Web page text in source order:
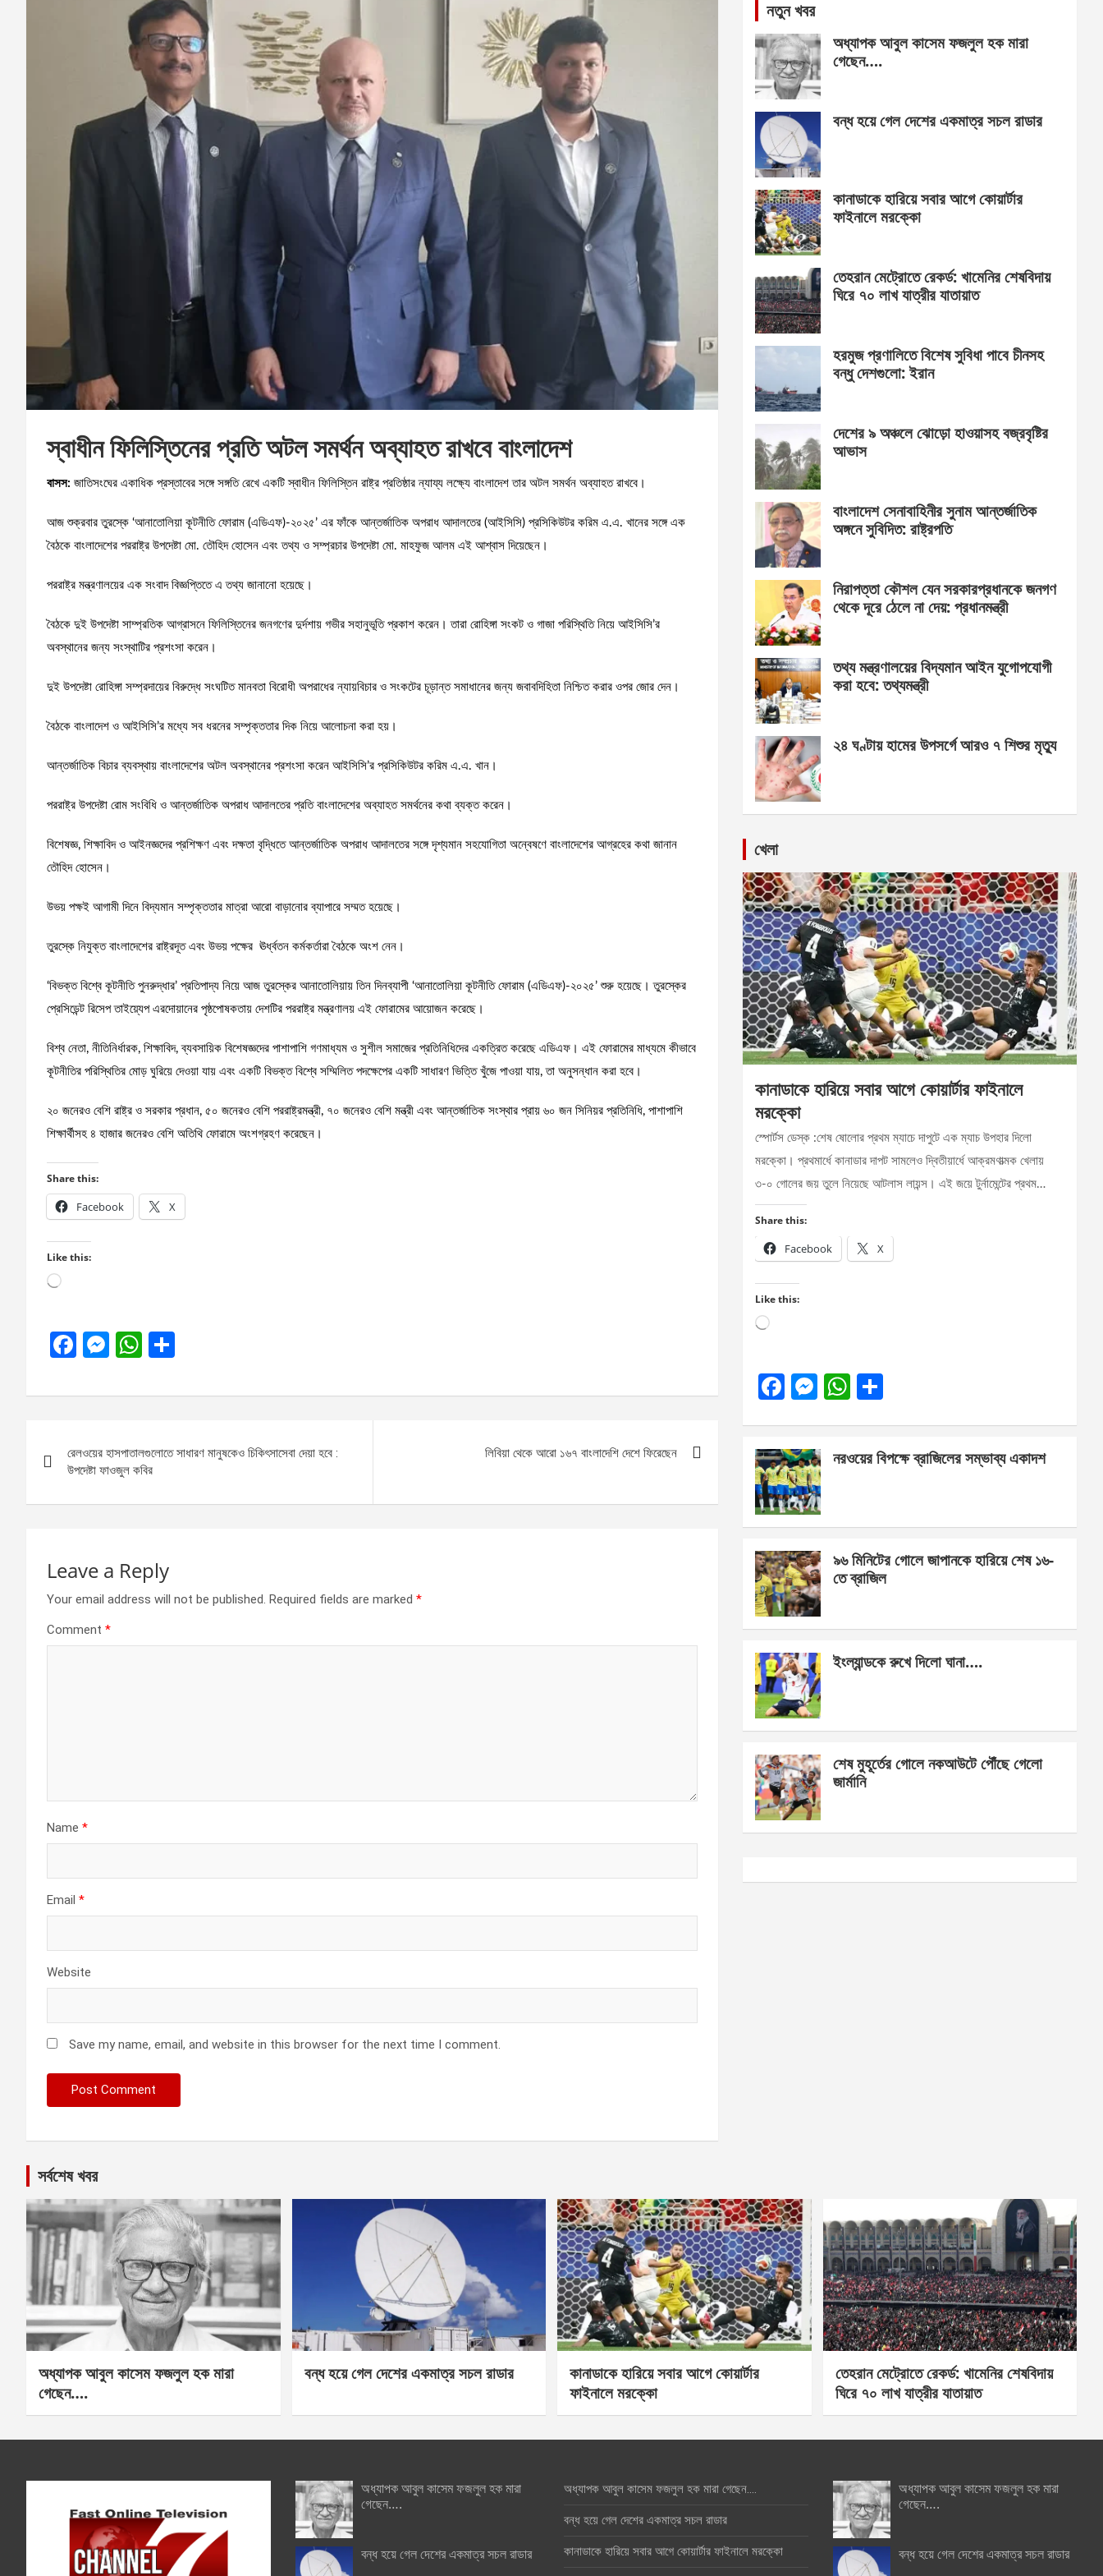
স্বাধীন ফিলিস্তিনের প্রতি অটল সমর্থন অব্যাহত রাখবে বাংলাদেশ
বাসস: জাতিসংঘের একাধিক প্রস্তাবের সঙ্গে সঙ্গতি রেখে একটি স্বাধীন ফিলিস্তিন রাষ্ট্র প্রতিষ্ঠার ন্যায্য লক্ষ্যে বাংলাদেশ তার অটল সমর্থন অব্যাহত রাখবে।
আজ শুক্রবার তুরস্কে ‘আনাতোলিয়া কূটনীতি ফোরাম (এডিএফ)-২০২৫’ এর ফাঁকে আন্তর্জাতিক অপরাধ আদালতের (আইসিসি) প্রসিকিউটর করিম এ.এ. খানের সঙ্গে এক
বৈঠকে বাংলাদেশের পররাষ্ট্র উপদেষ্টা মো. তৌহিদ হোসেন এবং তথ্য ও সম্প্রচার উপদেষ্টা মো. মাহফুজ আলম এই আশ্বাস দিয়েছেন।
পররাষ্ট্র মন্ত্রণালয়ের এক সংবাদ বিজ্ঞপ্তিতে এ তথ্য জানানো হয়েছে।
বৈঠকে দুই উপদেষ্টা সাম্প্রতিক আগ্রাসনে ফিলিস্তিনের জনগণের দুর্দশায় গভীর সহানুভূতি প্রকাশ করেন। তারা রোহিঙ্গা সংকট ও গাজা পরিস্থিতি নিয়ে আইসিসি’র
অবস্থানের জন্য সংস্থাটির প্রশংসা করেন।
দুই উপদেষ্টা রোহিঙ্গা সম্প্রদায়ের বিরুদ্ধে সংঘটিত মানবতা বিরোধী অপরাধের ন্যায়বিচার ও সংকটের চূড়ান্ত সমাধানের জন্য জবাবদিহিতা নিশ্চিত করার ওপর জোর দেন।
বৈঠকে বাংলাদেশ ও আইসিসি’র মধ্যে সব ধরনের সম্পৃক্ততার দিক নিয়ে আলোচনা করা হয়।
আন্তর্জাতিক বিচার ব্যবস্থায় বাংলাদেশের অটল অবস্থানের প্রশংসা করেন আইসিসি’র প্রসিকিউটর করিম এ.এ. খান।
পররাষ্ট্র উপদেষ্টা রোম সংবিধি ও আন্তর্জাতিক অপরাধ আদালতের প্রতি বাংলাদেশের অব্যাহত সমর্থনের কথা ব্যক্ত করেন।
বিশেষজ্ঞ, শিক্ষাবিদ ও আইনজ্ঞদের প্রশিক্ষণ এবং দক্ষতা বৃদ্ধিতে আন্তর্জাতিক অপরাধ আদালতের সঙ্গে দৃশ্যমান সহযোগিতা অন্বেষণে বাংলাদেশের আগ্রহের কথা জানান
তৌহিদ হোসেন।
উভয় পক্ষই আগামী দিনে বিদ্যমান সম্পৃক্ততার মাত্রা আরো বাড়ানোর ব্যাপারে সম্মত হয়েছে।
তুরস্কে নিযুক্ত বাংলাদেশের রাষ্ট্রদূত এবং উভয় পক্ষের ঊর্ধ্বতন কর্মকর্তারা বৈঠকে অংশ নেন।
‘বিভক্ত বিশ্বে কূটনীতি পুনরুদ্ধার’ প্রতিপাদ্য নিয়ে আজ তুরস্কের আনাতোলিয়ায় তিন দিনব্যাপী ‘আনাতোলিয়া কূটনীতি ফোরাম (এডিএফ)-২০২৫’ শুরু হয়েছে। তুরস্কের
প্রেসিডেন্ট রিসেপ তাইয়্যেপ এরদোয়ানের পৃষ্ঠপোষকতায় দেশটির পররাষ্ট্র মন্ত্রণালয় এই ফোরামের আয়োজন করেছে।
বিশ্ব নেতা, নীতিনির্ধারক, শিক্ষাবিদ, ব্যবসায়িক বিশেষজ্ঞদের পাশাপাশি গণমাধ্যম ও সুশীল সমাজের প্রতিনিধিদের একত্রিত করেছে এডিএফ। এই ফোরামের মাধ্যমে কীভাবে
কূটনীতির পরিস্থিতির মোড় ঘুরিয়ে দেওয়া যায় এবং একটি বিভক্ত বিশ্বে সম্মিলিত পদক্ষেপের একটি সাধারণ ভিত্তি খুঁজে পাওয়া যায়, তা অনুসন্ধান করা হবে।
২০ জনেরও বেশি রাষ্ট্র ও সরকার প্রধান, ৫০ জনেরও বেশি পররাষ্ট্রমন্ত্রী, ৭০ জনেরও বেশি মন্ত্রী এবং আন্তর্জাতিক সংস্থার প্রায় ৬০ জন সিনিয়র প্রতিনিধি, পাশাপাশি
শিক্ষার্থীসহ ৪ হাজার জনেরও বেশি অতিথি ফোরামে অংশগ্রহণ করেছেন।
Share this:
Facebook X
Like this:
Loading…
F
ce
o
o
k
M
se
g
er
W
at
A
p
p
ar
navigation
রেলওয়ের হাসপাতালগুলোতে সাধারণ মানুষকেও চিকিৎসাসেবা দেয়া হবে :
উপদেষ্টা ফাওজুল কবির
লিবিয়া থেকে আরো ১৬৭ বাংলাদেশি দেশে ফিরেছেন
Leave a Reply
Your email address will not be published. Required fields are marked *
Comment *
Name *
Email *
Website
Save my name, email, and website in this browser for the next time I comment.
নতুন খবর
অধ্যাপক আবুল কাসেম ফজলুল হক মারা
গেছেন….
বন্ধ হয়ে গেল দেশের একমাত্র সচল রাডার
কানাডাকে হারিয়ে সবার আগে কোয়ার্টার
ফাইনালে মরক্কো
তেহরান মেট্রোতে রেকর্ড: খামেনির শেষবিদায়
ঘিরে ৭০ লাখ যাত্রীর যাতায়াত
হরমুজ প্রণালিতে বিশেষ সুবিধা পাবে চীনসহ
বন্ধু দেশগুলো: ইরান
দেশের ৯ অঞ্চলে ঝোড়ো হাওয়াসহ বজ্রবৃষ্টির
আভাস
বাংলাদেশ সেনাবাহিনীর সুনাম আন্তর্জাতিক
অঙ্গনে সুবিদিত: রাষ্ট্রপতি
নিরাপত্তা কৌশল যেন সরকারপ্রধানকে জনগণ
থেকে দূরে ঠেলে না দেয়: প্রধানমন্ত্রী
তথ্য মন্ত্রণালয়ের বিদ্যমান আইন যুগোপযোগী
করা হবে: তথ্যমন্ত্রী
২৪ ঘণ্টায় হামের উপসর্গে আরও ৭ শিশুর মৃত্যু
খেলা
কানাডাকে হারিয়ে সবার আগে কোয়ার্টার ফাইনালে
মরক্কো
স্পোর্টস ডেস্ক :শেষ ষোলোর প্রথম ম্যাচে দাপুটে এক ম্যাচ উপহার দিলো
মরক্কো। প্রথমার্ধে কানাডার দাপট সামলেও দ্বিতীয়ার্ধে আক্রমণাত্মক খেলায়
৩-০ গোলের জয় তুলে নিয়েছে আটলাস লায়ন্স। এই জয়ে টুর্নামেন্টের প্রথম…
Share this:
Facebook X
Like this:
Loading…
F
b
o
o
k
M
n
g
er
W
s
e
নরওয়ের বিপক্ষে ব্রাজিলের সম্ভাব্য একাদশ
৯৬ মিনিটের গোলে জাপানকে হারিয়ে শেষ ১৬-
তে ব্রাজিল
ইংল্যান্ডকে রুখে দিলো ঘানা….
শেষ মুহূর্তের গোলে নকআউটে পৌঁছে গেলো
জার্মানি
সর্বশেষ খবর
অধ্যাপক আবুল কাসেম ফজলুল হক মারা
গেছেন….
বন্ধ হয়ে গেল দেশের একমাত্র সচল রাডার
কানাডাকে হারিয়ে সবার আগে কোয়ার্টার
ফাইনালে মরক্কো
তেহরান মেট্রোতে রেকর্ড: খামেনির শেষবিদায়
ঘিরে ৭০ লাখ যাত্রীর যাতায়াত
অধ্যাপক আবুল কাসেম ফজলুল হক মারা
গেছেন….
বন্ধ হয়ে গেল দেশের একমাত্র সচল রাডার
অধ্যাপক আবুল কাসেম ফজলুল হক মারা গেছেন….
বন্ধ হয়ে গেল দেশের একমাত্র সচল রাডার
কানাডাকে হারিয়ে সবার আগে কোয়ার্টার ফাইনালে মরক্কো
অধ্যাপক আবুল কাসেম ফজলুল হক মারা
গেছেন….
বন্ধ হয়ে গেল দেশের একমাত্র সচল রাডার